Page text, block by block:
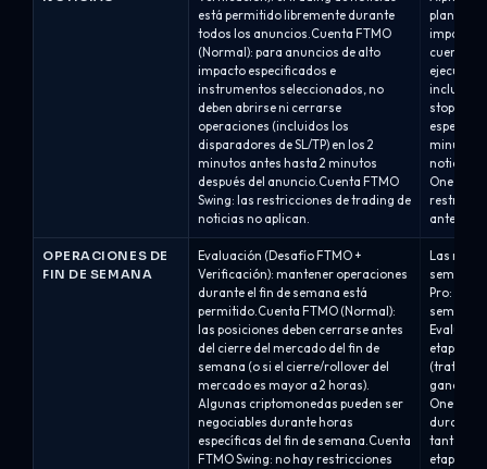
está permitido libremente durante
todos los anuncios.Cuenta FTMO
(Normal): para anuncios de alto
impacto especificados e
instrumentos seleccionados, no
deben abrirse ni cerrarse
operaciones (incluidos los
disparadores de SL/TP) en los 2
minutos antes hasta 2 minutos
después del anuncio.Cuenta FTMO
Swing: las restricciones de trading de
noticias no aplican.
plan
impacto
ejecutar
stop-
minutos
noticias
One /
antes y...
OPERACIONES DE
FIN DE SEMANA
Evaluación (Desafío FTMO +
Verificación): mantener operaciones
durante el fin de semana está
permitido.Cuenta FTMO (Normal):
las posiciones deben cerrarse antes
del cierre del mercado del fin de
semana (o si el cierre/rollover del
mercado es mayor a 2 horas).
Algunas criptomonedas pueden ser
negociables durante horas
específicas del fin de semana.Cuenta
FTMO Swing: no hay restricciones
Las
semana
Pro:
semana
etapa de
(tratado
One /
durante
tanto en
etapa de